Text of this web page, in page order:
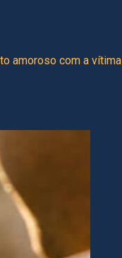
amoroso com a vítima